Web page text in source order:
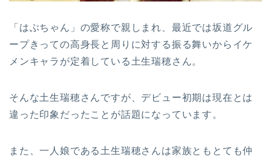
「はぶちゃん」の愛称で親しまれ、最近では坂道グル
ープきっての高身長と周りに対する振る舞いからイケ
メンキャラが定着している土生瑞穂さん。
そんな土生瑞穂さんですが、デビュー初期は現在とは
違った印象だったことが話題になっています。
また、一人娘である土生瑞穂さんは家族ともとても仲